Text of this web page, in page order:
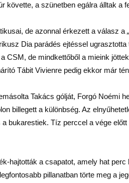
követte, a szünetben egálra álltak a
de azonnal érkezett a válasz a
Dia parádés ejtéssel
CSM, de mindkettőből a mieink
Tábit Vivienre pedig ekkor már
Takács gólját, Forgó Noémi
billegett a különbség. Az
bukarestiek. Tíz perccel a vége
hajtották a csapatot, amely hat
pillanatban törte meg a